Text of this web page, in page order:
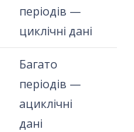
періодів —
циклічні дані
Багато
періодів —
ациклічні
дані